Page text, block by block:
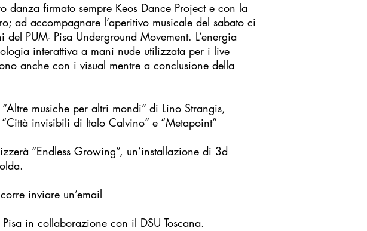
danza firmato sempre Keos Dance Project e con la
ad accompagnare l’aperitivo musicale del sabato ci
PUM- Pisa Underground Movement. L’energia
interattiva a mani nude utilizzata per i live
anche con i visual mentre a conclusione della
musiche per altri mondi” di Lino Strangis,
invisibili di Italo Calvino” e “Metapoint”
“Endless Growing”, un’installazione di 3d
inviare un’email
in collaborazione con il DSU Toscana.